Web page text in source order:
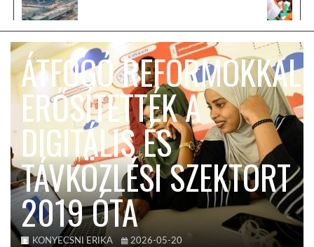
GLOBOTV BP
HÍR3D
TROPICALMAGAZIN
GLOBOTV
AFRIKA TUDÁSTÁR
A NAP SZÉPE
ÁTFOGÓ REFORMOKKAL
ERŐSÍTETTÉK A
DIGITÁLIS ÉS
TÁVKÖZLÉSI SZEKTORT
2019 ÓTA
KONYECSNI ERIKA 2026-05-20